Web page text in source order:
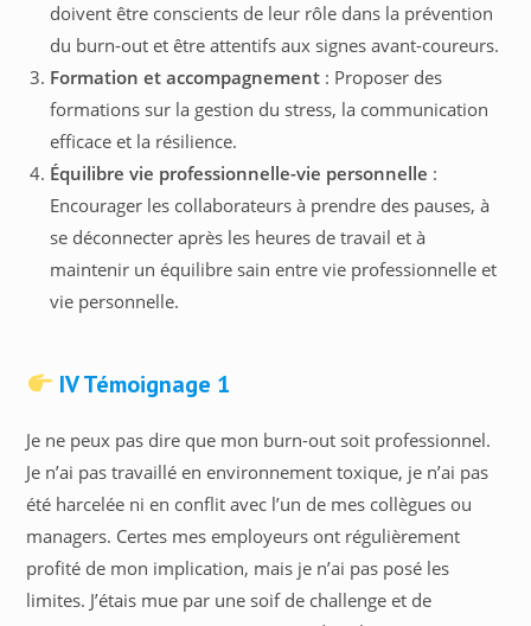
doivent être conscients de leur rôle dans la prévention
du burn-out et être attentifs aux signes avant-coureurs.
Formation et accompagnement : Proposer des
formations sur la gestion du stress, la communication
efficace et la résilience.
Équilibre vie professionnelle-vie personnelle :
Encourager les collaborateurs à prendre des pauses, à
se déconnecter après les heures de travail et à
maintenir un équilibre sain entre vie professionnelle et
vie personnelle.
IV Témoignage 1
Je ne peux pas dire que mon burn-out soit professionnel.
Je n’ai pas travaillé en environnement toxique, je n’ai pas
été harcelée ni en conflit avec l’un de mes collègues ou
managers. Certes mes employeurs ont régulièrement
profité de mon implication, mais je n’ai pas posé les
limites. J’étais mue par une soif de challenge et de